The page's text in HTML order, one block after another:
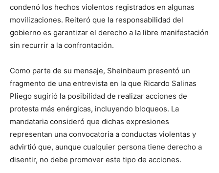
condenó los hechos violentos registrados en algunas
movilizaciones. Reiteró que la responsabilidad del
gobierno es garantizar el derecho a la libre manifestación
sin recurrir a la confrontación.
Como parte de su mensaje, Sheinbaum presentó un
fragmento de una entrevista en la que Ricardo Salinas
Pliego sugirió la posibilidad de realizar acciones de
protesta más enérgicas, incluyendo bloqueos. La
mandataria consideró que dichas expresiones
representan una convocatoria a conductas violentas y
advirtió que, aunque cualquier persona tiene derecho a
disentir, no debe promover este tipo de acciones.